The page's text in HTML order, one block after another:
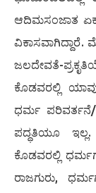
ಆದಿಮಸಂಜಾತ ಏಕ
ಜಲದೇವತೆ-
ಕೊಡವರಲ್ಲಿ
ಧರ್ಮ ಪರಿವರ್ತನೆ/
ಪದ್ಧತಿಯೂ
ಕೊಡವರಲ್ಲಿ
ರಾಜಗುರು,